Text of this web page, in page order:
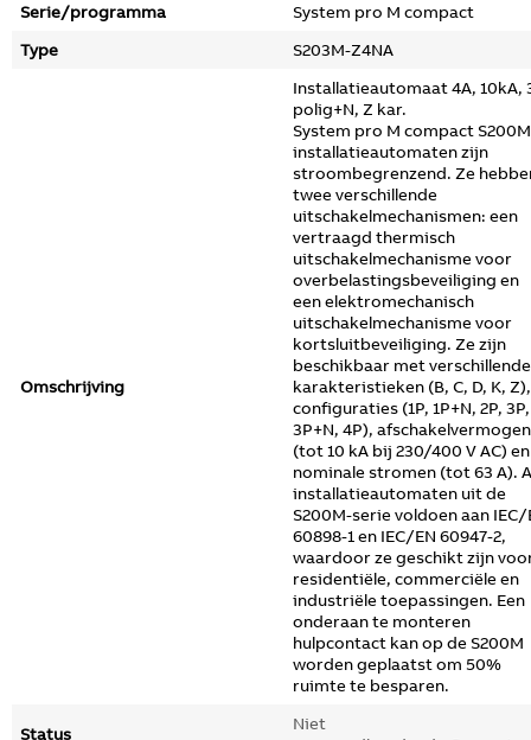
Serie/programma
System pro M compact
Type
S203M-Z4NA
Omschrijving
Installatieautomaat 4A, 10kA,
polig+N, Z kar.
System pro M compact S200M
installatieautomaten zijn
stroombegrenzend. Ze
twee verschillende
uitschakelmechanismen: een
vertraagd thermisch
uitschakelmechanisme voor
overbelastingsbeveiliging en
een elektromechanisch
uitschakelmechanisme voor
kortsluitbeveiliging. Ze zijn
beschikbaar met verschillende
karakteristieken (B, C, D, K, Z),
configuraties (1P, 1P+N, 2P, 3P,
3P+N, 4P),
(tot 10 kA bij 230/400 V AC) en
nominale stromen (tot 63 A).
installatieautomaten uit de
S200M-serie voldoen aan IEC/
60898-1 en IEC/EN 60947-2,
waardoor ze geschikt zijn
residentiële, commerciële en
industriële toepassingen. Een
onderaan te monteren
hulpcontact kan op de S200M
worden geplaatst om 50%
ruimte te besparen.
Status
Niet